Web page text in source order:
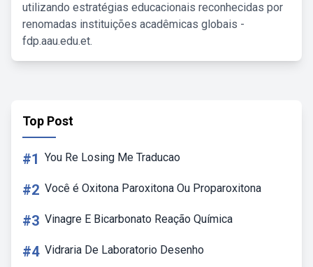
utilizando estratégias educacionais reconhecidas por
renomadas instituições acadêmicas globais -
fdp.aau.edu.et.
Top Post
#1 You Re Losing Me Traducao
#2 Você é Oxitona Paroxitona Ou Proparoxitona
#3 Vinagre E Bicarbonato Reação Química
#4 Vidraria De Laboratorio Desenho